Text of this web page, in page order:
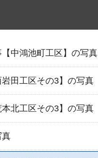
中鴻池町工区】の写真
田工区その3】の写真
北工区その3】の写真
真